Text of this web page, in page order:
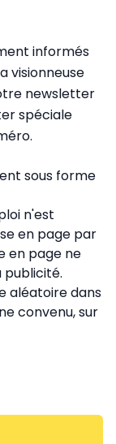
informés
visionneuse
newsletter
spéciale
sous forme
n'est
en page par
en page ne
publicité.
aléatoire dans
convenu, sur